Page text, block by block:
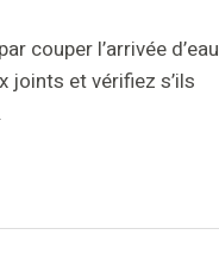
couper l’arrivée d’eau
joints et vérifiez s’ils